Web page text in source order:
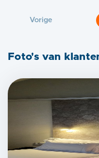
Vorige
Foto's van